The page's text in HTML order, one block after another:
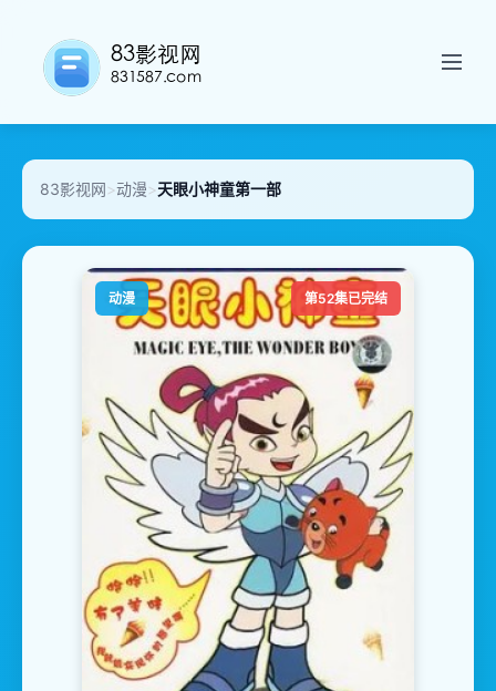
83影视网>动漫>天眼小神童第一部
动漫 第52集已完结